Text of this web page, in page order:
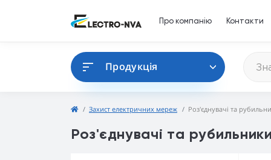
Про компанію Контакти
Продукція
Захист електричних мереж Роз'єднувачі та
Роз'єднувачі та